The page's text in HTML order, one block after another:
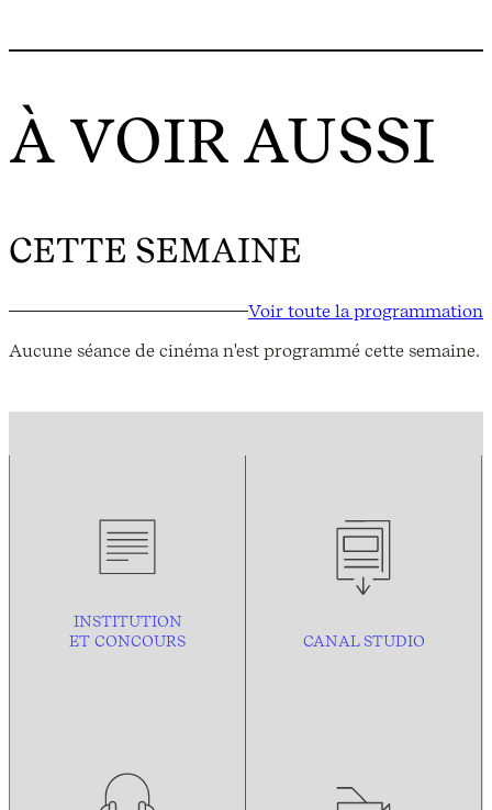
À VOIR AUSSI
CETTE SEMAINE
Voir toute la programmation
Aucune séance de cinéma n'est programmé cette semaine.
INSTITUTION
ET CONCOURS
CANAL STUDIO